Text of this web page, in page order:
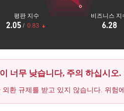
평판 지수
2.05 / 0.83
비즈니스 지
6.28
너무 낮습니다, 주의 하십시오.
환 규제를 받고 있지 않습니다. 위험